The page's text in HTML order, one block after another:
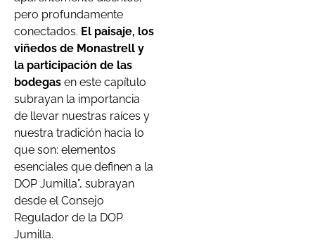
pero profundamente
conectados. El paisaje, los
viñedos de Monastrell y
la participación de las
bodegas en este capítulo
subrayan la importancia
de llevar nuestras raíces y
nuestra tradición hacia lo
que son: elementos
esenciales que definen a la
DOP Jumilla”, subrayan
desde el Consejo
Regulador de la DOP
Jumilla.